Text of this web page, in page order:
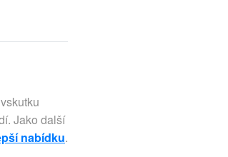
Jako další
nabídku.